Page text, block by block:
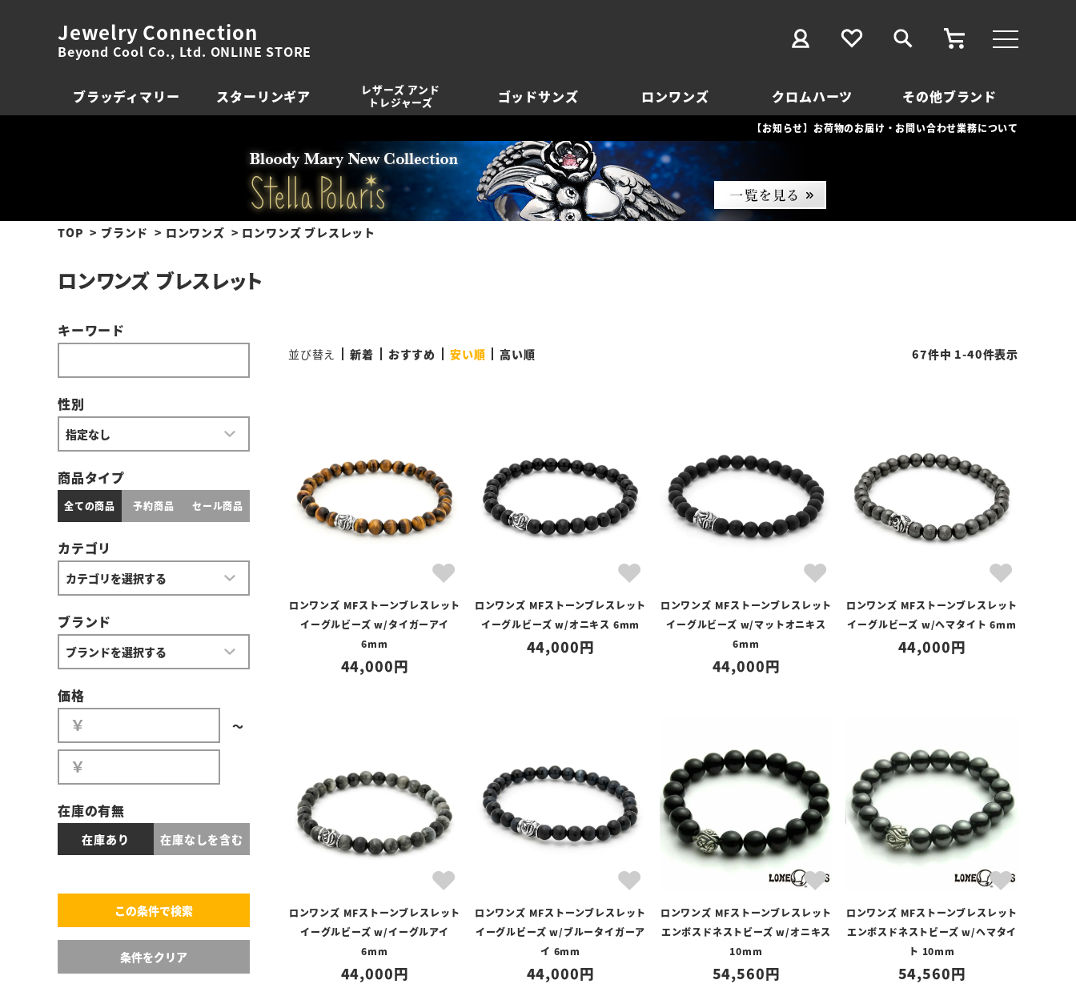
Jewelry Connection
Beyond Cool Co., Ltd. ONLINE STORE
ブラッディマリー スターリンギア
レザーズ アンド
トレジャーズ
ゴッドサンズ ロンワンズ クロムハーツ その他ブランド
【お知らせ】お荷物のお届け・お問い合わせ業務について
TOP ブランド ロンワンズ ロンワンズ ブレスレット
ロンワンズ ブレスレット
キーワード
性別
商品タイプ
全ての商品 予約商品 セール商品
カテゴリ
ブランド
価格
〜
在庫の有無
在庫あり 在庫なしを含む
並び替え 新着 おすすめ 安い順 高い順 67件中 1-40件表示
ロンワンズ MFストーンブレスレット
イーグルビーズ w/タイガーアイ
6mm
44,000
ロンワンズ MFストーンブレスレット
イーグルビーズ w/オニキス 6mm
44,000
ロンワンズ MFストーンブレスレット
イーグルビーズ w/マットオニキス
6mm
44,000
ロンワンズ MFストーンブレスレット
イーグルビーズ w/ヘマタイト 6mm
44,000
ロンワンズ MFストーンブレスレット
イーグルビーズ w/イーグルアイ
6mm
44,000
ロンワンズ MFストーンブレスレット
イーグルビーズ w/ブルータイガーア
イ 6mm
44,000
ロンワンズ MFストーンブレスレット
エンボスドネストビーズ w/オニキス
10mm
54,560
ロンワンズ MFストーンブレスレット
エンボスドネストビーズ w/ヘマタイ
ト 10mm
54,560